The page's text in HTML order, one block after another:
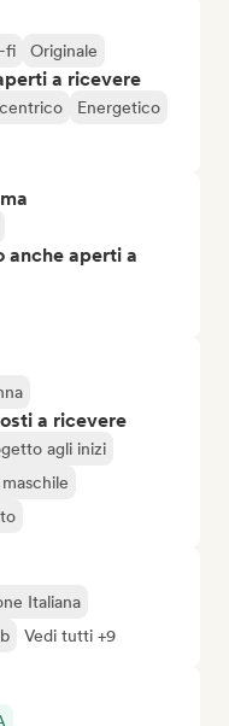
fi Originale
a ricevere
Energetico
anche aperti a
a ricevere
agli inizi
Italiana
Vedi tutti +9